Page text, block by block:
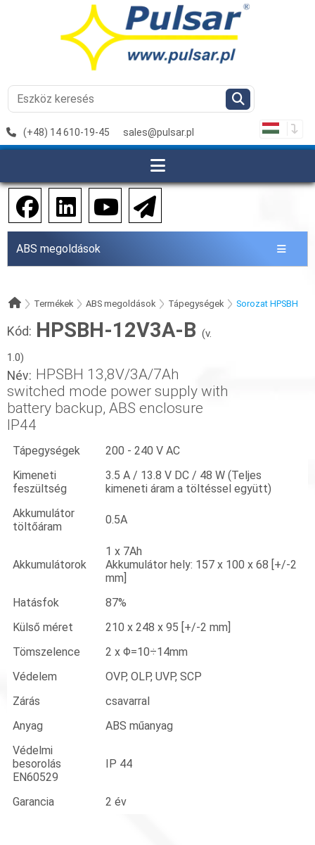
(+48) 14 610-19-45 sales@pulsar.pl
ABS megoldások
Termékek ABS megoldások Tápegységek Sorozat HPSBH
Kód: HPSBH-12V3A-B (v.
1.0)
Név: HPSBH 13,8V/3A/7Ah
switched mode power supply with
battery backup, ABS enclosure
IP44
Tápegységek
200 - 240 V AC
Kimeneti
feszültség
3.5 A / 13.8 V DC / 48 W (Teljes
kimeneti áram a töltéssel együtt)
Akkumulátor
töltőáram
0.5A
Akkumulátorok
1 x 7Ah
Akkumulátor hely: 157 x 100 x 68 [+/-2
mm]
Hatásfok
87%
Külső méret
210 x 248 x 95 [+/-2 mm]
Tömszelence
2 x Φ=10÷14mm
Védelem
OVP, OLP, UVP, SCP
Zárás
csavarral
Anyag
ABS műanyag
Védelmi
besorolás
EN60529
IP 44
Garancia 2 év